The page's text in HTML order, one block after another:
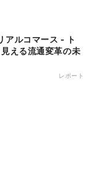
える流通変革の未
レポート